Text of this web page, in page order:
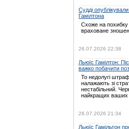
Судді
Гамілтона
Схоже на похибку
враховане
26.07.2026 22:38
Льюїс Гамілтон:
важко побачити
То недолугі
налажають зі
нестабільний.
найкращих
26.07.2026 21:34
Льюїс Гамільтон